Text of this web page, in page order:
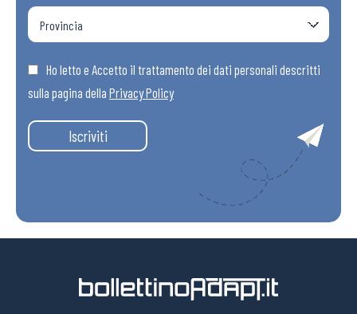
Ho letto e Accetto il trattamento dei dati personali descritti
sulla pagina della Privacy Policy
Iscriviti